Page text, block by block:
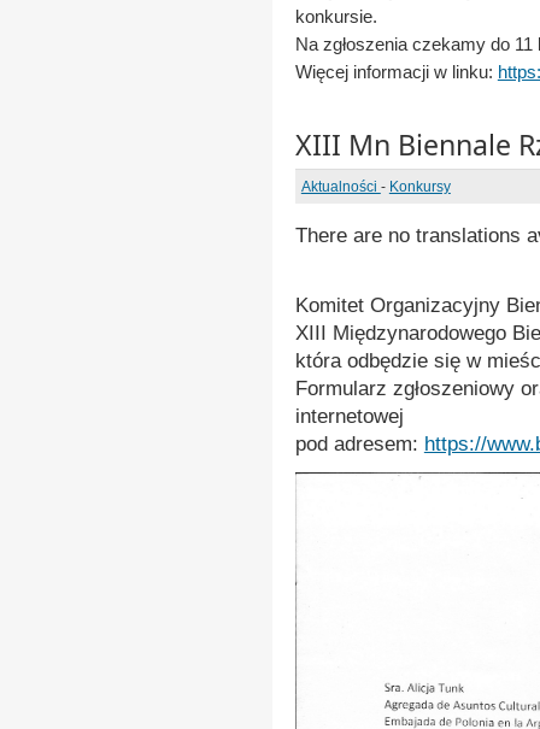
konkursie.
Na zgłoszenia czekamy do 11
Więcej informacji w linku:
XIII Mn Biennale
Aktualności - Konkursy
There are no translations
Komitet Organizacyjny
XIII Międzynarodowego
która odbędzie się w
Formularz zgłoszeniowy
internetowej
pod adresem: https://